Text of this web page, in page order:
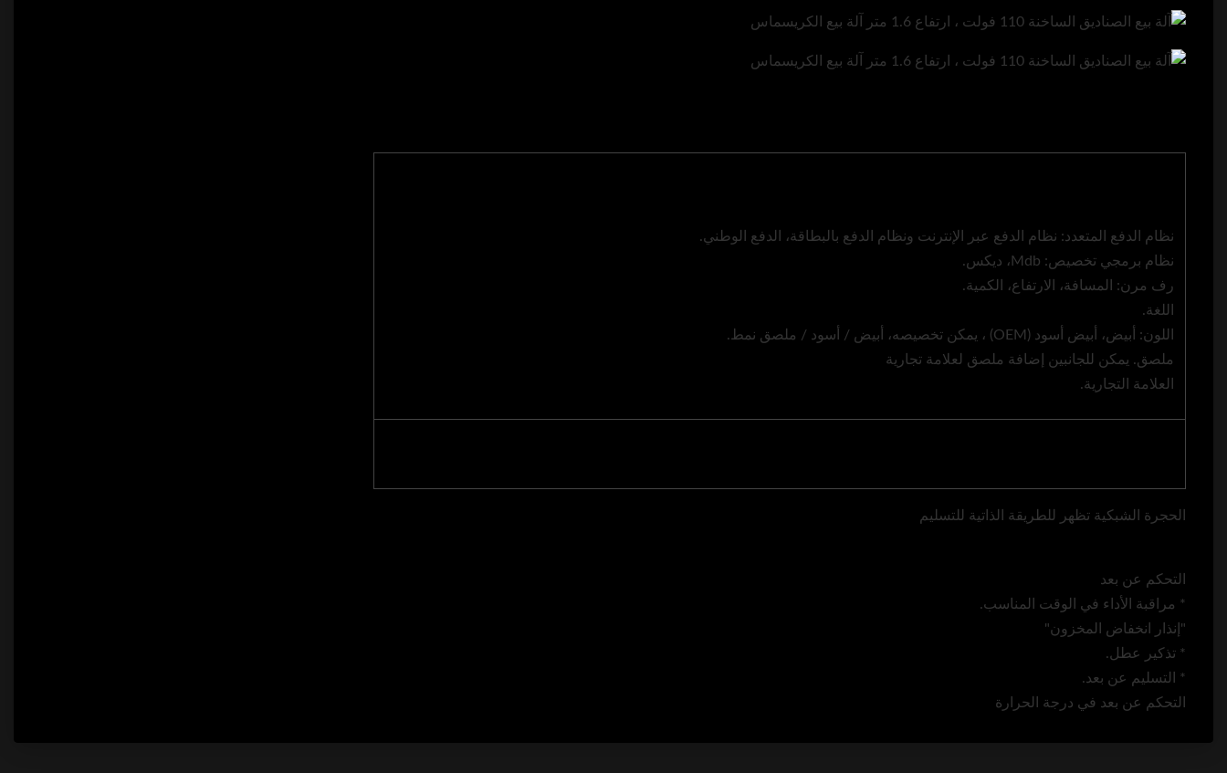
نظام الدفع المتعدد: نظام الدفع عبر الإنترنت ونظام الدفع بالبطاقة، الدفع الوطني.
نظام برمجي تخصيص: Mdb، ديكس.
رف مرن: المسافة، الارتفاع، الكمية.
اللغة.
اللون: أبيض، أبيض أسود (OEM) ، يمكن تخصيصه، أبيض / أسود / ملصق نمط.
ملصق. يمكن للجانبين إضافة ملصق لعلامة تجارية
العلامة التجارية.
الحجرة الشبكية تظهر للطريقة الذاتية للتسليم
التحكم عن بعد
* مراقبة الأداء في الوقت المناسب.
"إنذار انخفاض المخزون"
* تذكير عطل.
* التسليم عن بعد.
التحكم عن بعد في درجة الحرارة